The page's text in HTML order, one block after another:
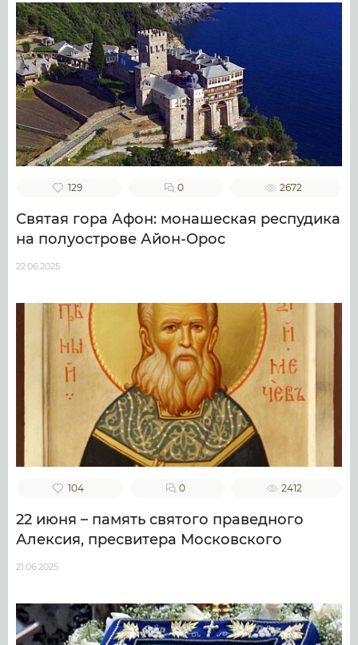
129 0 2672
Святая гора Афон: монашеская респудика
на полуострове Айон-Орос
22.06.2025
104 0 2412
22 июня – память святого праведного
Алексия, пресвитера Московского
21.06.2025